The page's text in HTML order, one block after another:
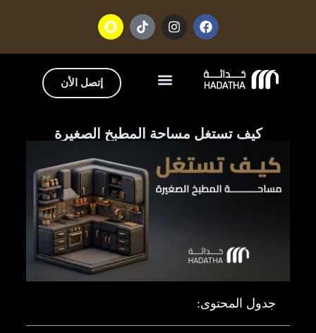
إتصل الأن
كيف تستغل مساحة المطبخ الصغيرة
جدول المحتوى: